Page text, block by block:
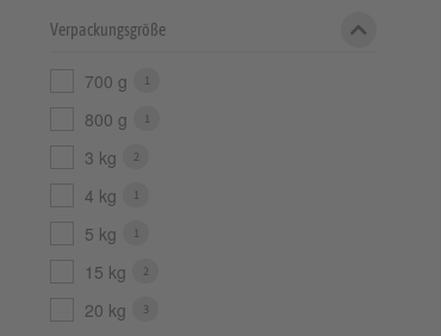
Verpackungsgröße
700 g 1
800 g 1
3 kg 2
4 kg 1
5 kg 1
15 kg 2
20 kg 3